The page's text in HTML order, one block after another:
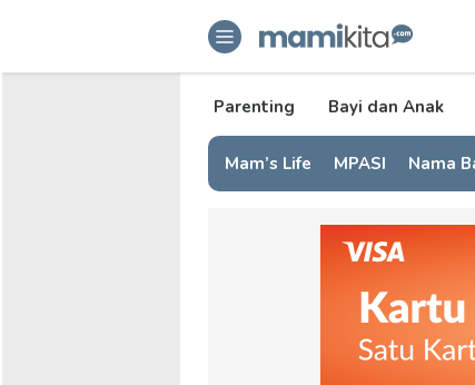
mamikita.com
Informasi Parenting untuk
Parenting Bayi dan Anak
Mam’s Life MPASI Nama